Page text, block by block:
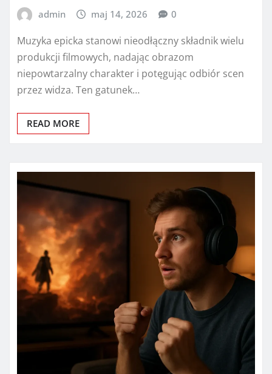
admin maj 14, 2026 0
Muzyka epicka stanowi nieodłączny składnik wielu
produkcji filmowych, nadając obrazom
niepowtarzalny charakter i potęgując odbiór scen
przez widza. Ten gatunek…
READ MORE